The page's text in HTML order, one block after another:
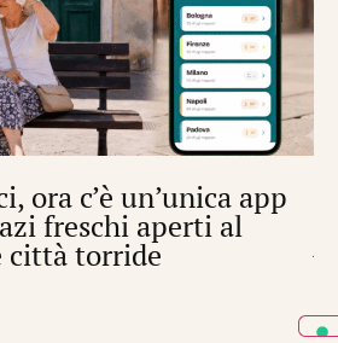
ora c’è un’unica app
freschi aperti al
città torride